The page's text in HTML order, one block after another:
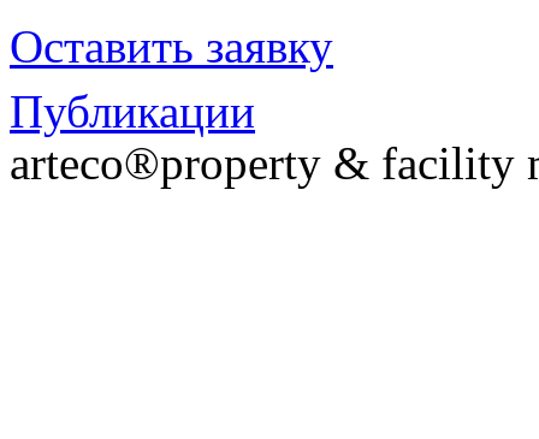
Оставить заявку
Публикации
arteco®property & facility